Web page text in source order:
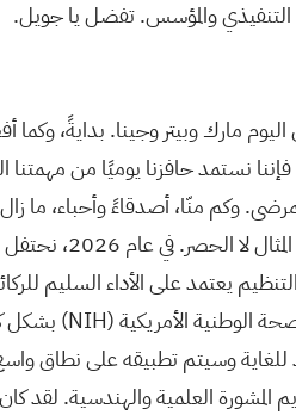
التنفيذي والمؤسس. تفضل يا جويل.
مارك وبيتر وجينا. بدايةً،
نستمد حافزنا يوميًا من مهمتنا
وكم منّا، أصدقاءً وأحباء، ما
والقولون،
يعتمد على الأداء السليم
الوطنية الأمريكية(NIH)
المشورة العلمية والهندسية.